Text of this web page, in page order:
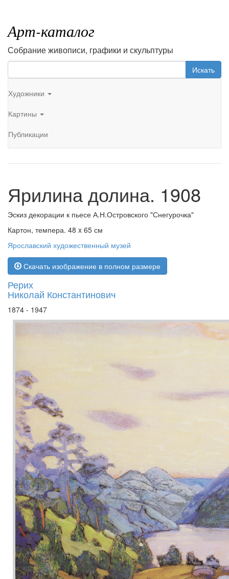
Арт-каталог
Собрание живописи, графики и скульптуры
Искать
Художники
Картины
Публикации
Ярилина долина. 1908
Эскиз декорации к пьесе А.Н.Островского "Снегурочка"
Картон, темпера. 48 x 65 см
Ярославский художественный музей
Скачать изображение в полном размере
Рерих
Николай Константинович
1874 - 1947